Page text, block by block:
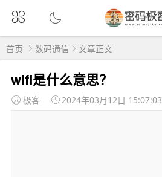
首页 数码通信 文章正文
wifi是什么意思？
极客 2024年03月12日 15:07:03